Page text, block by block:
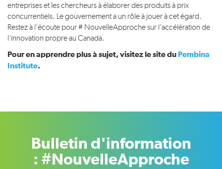
entreprises et les chercheurs à élaborer des produits à prix
concurrentiels. Le gouvernement a un rôle à jouer à cet égard.
Restez à l'écoute pour # NouvelleApproche sur l'accélération de
l'innovation propre au Canada.
Pour en apprendre plus à sujet, visitez le site du Pembina
Institute.
Bulletin d'information
: #NouvelleApproche